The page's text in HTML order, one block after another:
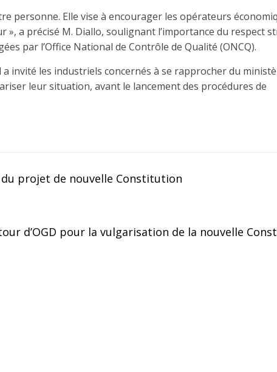
personne. Elle vise à encourager les opérateurs
a précisé M. Diallo, soulignant l’importance du respect
par l’Office National de Contrôle de Qualité (ONCQ).
invité les industriels concernés à se rapprocher du
leur situation, avant le lancement des procédures de
projet de nouvelle Constitution
d’OGD pour la vulgarisation de la nouvelle